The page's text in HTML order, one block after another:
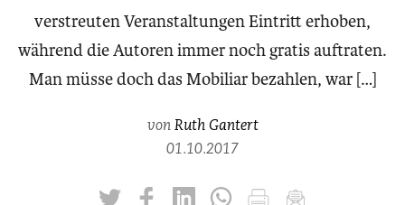
verstreuten Veranstaltungen Eintritt erhoben,
während die Autoren immer noch gratis auftraten.
Man müsse doch das Mobiliar bezahlen, war […]
von Ruth Gantert
01.10.2017
twittern liken teilen teilen drucken